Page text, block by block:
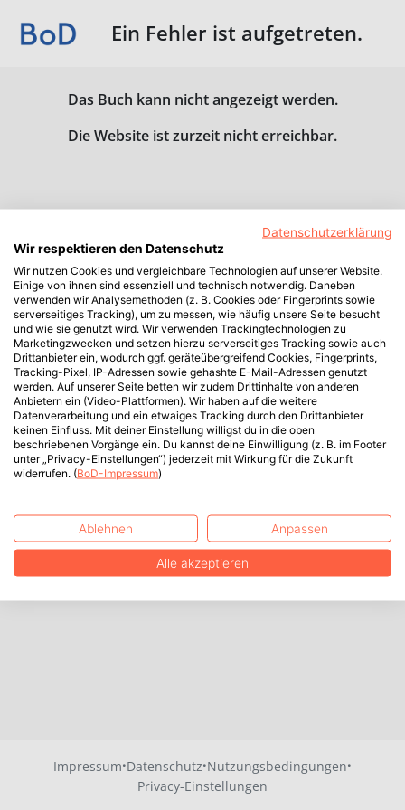
Ein Fehler ist aufgetreten.
Das Buch kann nicht angezeigt werden.
Die Website ist zurzeit nicht erreichbar.
Impressum·Datenschutz·Nutzungsbedingungen·
Privacy-Einstellungen
Datenschutzerklärung
Wir respektieren den Datenschutz
Wir nutzen Cookies und vergleichbare Technologien auf unserer Website.
Einige von ihnen sind essenziell und technisch notwendig. Daneben
verwenden wir Analysemethoden (z. B. Cookies oder Fingerprints sowie
serverseitiges Tracking), um zu messen, wie häufig unsere Seite besucht
und wie sie genutzt wird. Wir verwenden Trackingtechnologien zu
Marketingzwecken und setzen hierzu serverseitiges Tracking sowie auch
Drittanbieter ein, wodurch ggf. geräteübergreifend Cookies, Fingerprints,
Tracking-Pixel, IP-Adressen sowie gehashte E-Mail-Adressen genutzt
werden. Auf unserer Seite betten wir zudem Drittinhalte von anderen
Anbietern ein (Video-Plattformen). Wir haben auf die weitere
Datenverarbeitung und ein etwaiges Tracking durch den Drittanbieter
keinen Einfluss. Mit deiner Einstellung willigst du in die oben
beschriebenen Vorgänge ein. Du kannst deine Einwilligung (z. B. im Footer
unter „Privacy-Einstellungen“) jederzeit mit Wirkung für die Zukunft
widerrufen. (BoD-Impressum)
Ablehnen Anpassen
Alle akzeptieren